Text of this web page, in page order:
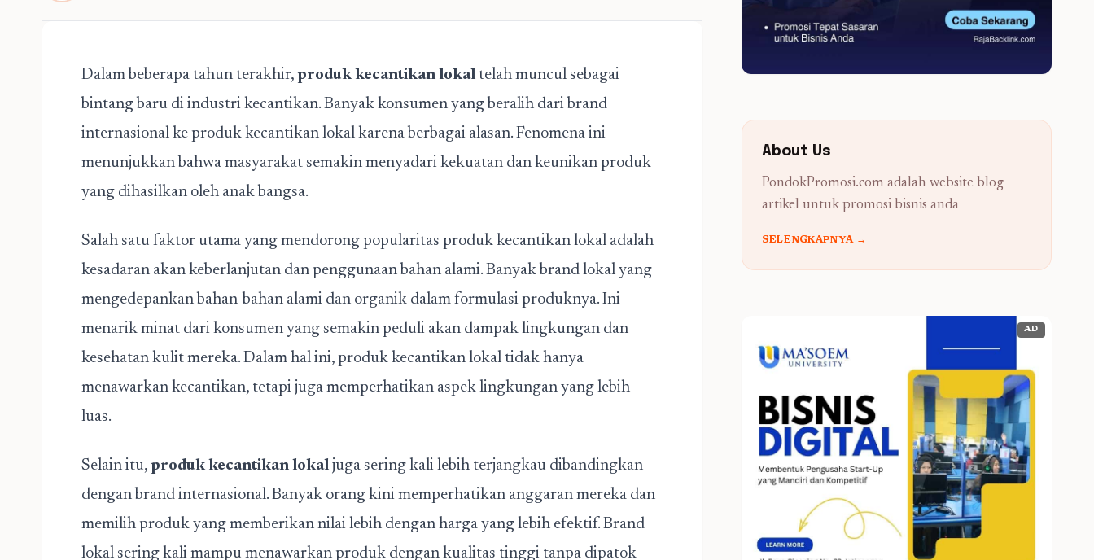
Dalam beberapa tahun terakhir, produk kecantikan lokal telah muncul sebagai
bintang baru di industri kecantikan. Banyak konsumen yang beralih dari brand
internasional ke produk kecantikan lokal karena berbagai alasan. Fenomena ini
menunjukkan bahwa masyarakat semakin menyadari kekuatan dan keunikan produk
yang dihasilkan oleh anak bangsa.
Salah satu faktor utama yang mendorong popularitas produk kecantikan lokal adalah
kesadaran akan keberlanjutan dan penggunaan bahan alami. Banyak brand lokal yang
mengedepankan bahan-bahan alami dan organik dalam formulasi produknya. Ini
menarik minat dari konsumen yang semakin peduli akan dampak lingkungan dan
kesehatan kulit mereka. Dalam hal ini, produk kecantikan lokal tidak hanya
menawarkan kecantikan, tetapi juga memperhatikan aspek lingkungan yang lebih
luas.
Selain itu, produk kecantikan lokal juga sering kali lebih terjangkau dibandingkan
dengan brand internasional. Banyak orang kini memperhatikan anggaran mereka dan
memilih produk yang memberikan nilai lebih dengan harga yang lebih efektif. Brand
lokal sering kali mampu menawarkan produk dengan kualitas tinggi tanpa dipatok
About Us
PondokPromosi.com adalah website blog
artikel untuk promosi bisnis anda
SELENGKAPNYA →
AD